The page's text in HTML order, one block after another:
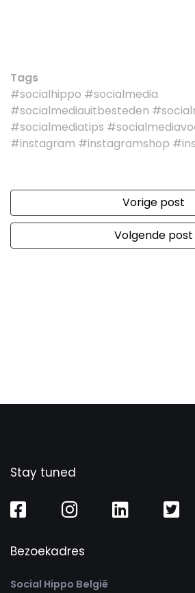
Tags
#socialhippo #socialmedia
#socialmediauitbesteden
#socialmediatips
#instagram #instagramshop
Vorige post
Volgende post
Stay tuned
Bezoekadres
Social Hippo België